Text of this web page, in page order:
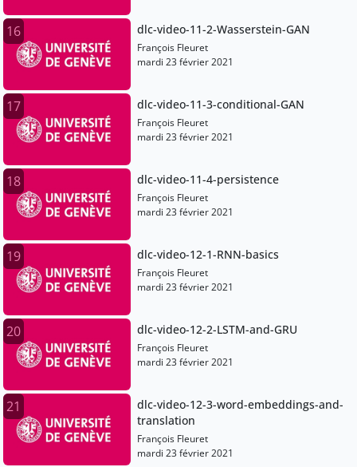
16 dlc-video-11-2-Wasserstein-GAN
François Fleuret
mardi 23 février 2021
17 dlc-video-11-3-conditional-GAN
François Fleuret
mardi 23 février 2021
18 dlc-video-11-4-persistence
François Fleuret
mardi 23 février 2021
19 dlc-video-12-1-RNN-basics
François Fleuret
mardi 23 février 2021
20 dlc-video-12-2-LSTM-and-GRU
François Fleuret
mardi 23 février 2021
21
dlc-video-12-3-word-embeddings-and-
translation
François Fleuret
mardi 23 février 2021